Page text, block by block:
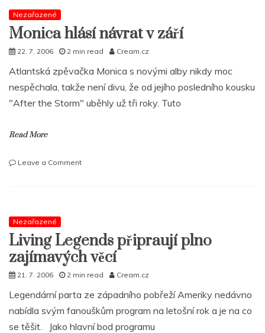
váš
‚Feedback‘
Nezařazené
Monica hlásí návrat v září
22. 7. 2006 2 min read Cream.cz
Atlantská zpěvačka Monica s novými alby nikdy moc
nespěchala, takže není divu, že od jejího posledního kousku
"After the Storm" uběhly už tři roky. Tuto
Read More
Leave a Commenton
Nezařazené
Living Legends připraují plno
zajímavých věcí
21. 7. 2006 2 min read Cream.cz
Legendární parta ze západního pobřeží Ameriky nedávno
nabídla svým fanouškům program na letošní rok a je na co
se těšit. Jako hlavní bod programu